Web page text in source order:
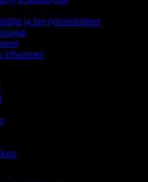
ja höyryhoitolaitteet
kihartimet